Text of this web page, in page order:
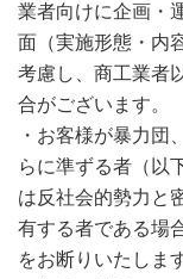
業者向けに企画・
面（実施形態・内
考慮し、商工業者
合がございます。
・お客様が暴力団
らに準ずる者（以
は反社会的勢力と
有する者である場
をお断りいたしま